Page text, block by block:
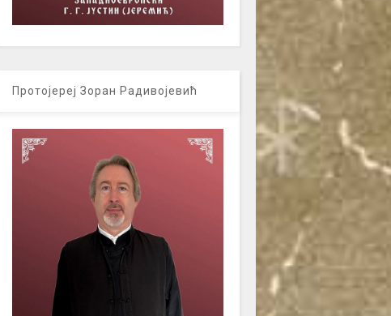
Протојереј Зоран Радивојевић